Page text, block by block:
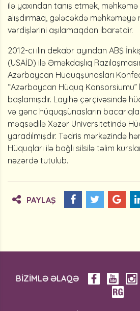
ilə yaxından tanış etmək,
аlışdırmаq, gələcəkdə
vərdişlərini aşılamaqdan ibarətdir.
2012-ci ilin dekabr ayından ABŞ
(USAİD) ilə Əməkdaşlıq
Azərbaycan Hüquqşünasları
“Azərbaycan Hüquq Konsorsiumu”
başlamışdır. Layihə çərçivəsində
və gənc hüquqşünasların
məqsədilə Xəzər Universitetində
yaradılmışdır. Tədris mərkəzində
Hüquqları ilə bağlı silsilə təlim
nəzərdə tutulub.
PAYLAŞ
BİZİMLƏ ƏLAQƏ